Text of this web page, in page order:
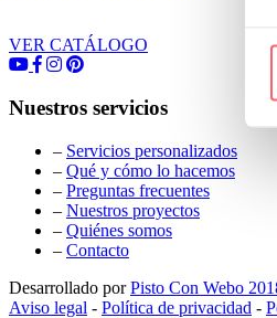
VER CATÁLOGO
Nuestros servicios
– Servicios personalizados
– Qué y cómo lo hacemos
– Preguntas frecuentes
– Nuestros proyectos
– Quiénes somos
– Contacto
Desarrollado porPisto Con Webo
Aviso legal - Política de privacidad -